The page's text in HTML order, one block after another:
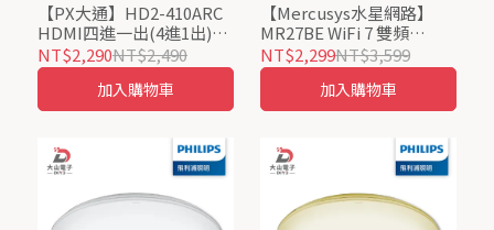
【PX大通】HD2-410ARC
HDMI四進一出(4進1出)切
換器/居家防疫辦公上班上
課
NT$2,290NT$2,490
加入購物車
【Mercusys水星網路】
MR27BE WiFi 7 雙頻
BE3600 路由器
NT$2,299NT$3,599
加入購物車